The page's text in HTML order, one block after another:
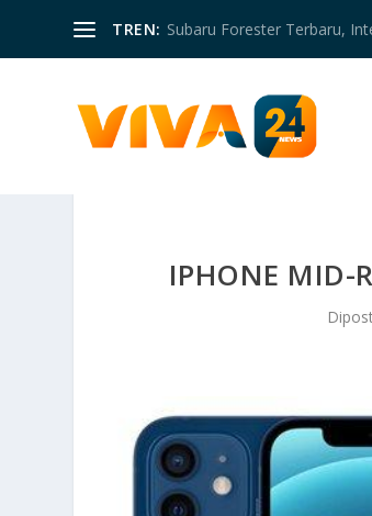
TREN: Subaru Forester Terbaru,
IPHONE MID-